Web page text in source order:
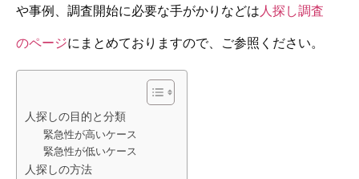
や事例、調査開始に必要な手がかりなどは人探し調査
のページにまとめておりますので、ご参照ください。
人探しの目的と分類
緊急性が高いケース
緊急性が低いケース
人探しの方法